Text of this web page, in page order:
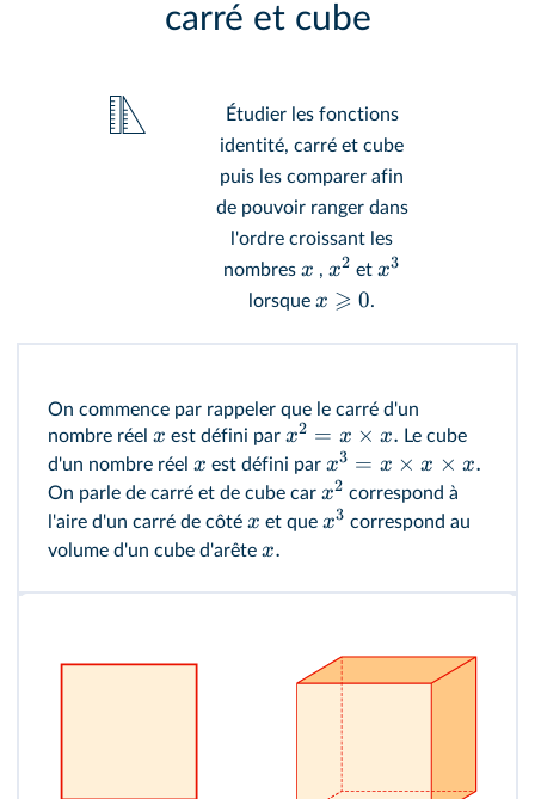
carré et cube
Étudier les fonctions
identité, carré et cube
puis les comparer afin
de pouvoir ranger dans
l'ordre croissant les
nombres x , x2 et x3
lorsque x ⩾ 0.
On commence par rappeler que le carré d'un
nombre réel x est défini par x2 = x × x. Le cube
d'un nombre réel x est défini par x3 = x × x × x.
On parle de carré et de cube car x2 correspond à
l'aire d'un carré de côté x et que x3 correspond au
volume d'un cube d'arête x.